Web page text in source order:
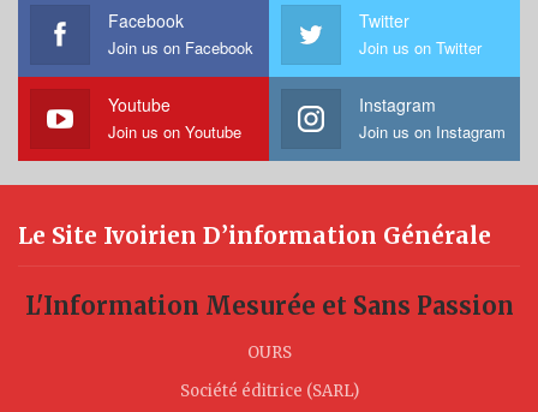
Facebook
Join us on Facebook
Twitter
Join us on Twitter
Youtube
Join us on Youtube
Instagram
Join us on Instagram
Le Site Ivoirien D’information Générale
L'Information Mesurée et Sans Passion
OURS
Société éditrice (SARL)